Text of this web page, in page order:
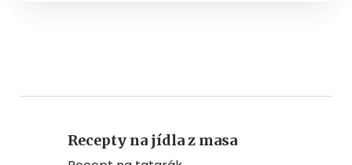
Recepty na jídla z masa